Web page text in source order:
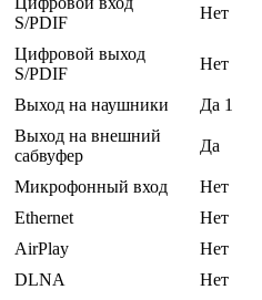
S/PDIF
Нет
Цифровой выход
S/PDIF
Нет
Выход на наушники
Да 1
Выход на внешний
сабвуфер
Да
Микрофонный вход
Нет
Ethernet
Нет
AirPlay
Нет
DLNA
Нет